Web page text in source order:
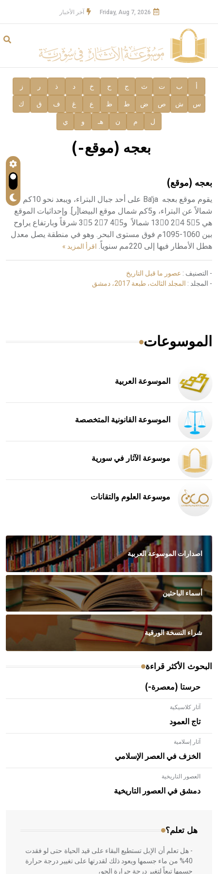
Friday, Aug 7, 2026 آخر الأخبار
أ ب ت ث ج ح خ د ذ ر ز
س ش ص ض ط ظ ع غ ف ق ك
ل م ن هـ و ي
بعجه (موقع-)
بعجه (موقع)
يقوم موقع بعجه Ba'ja على أحد جبال البتراء، ويبعد نحو 10كم
شمالاً عن البتراء، و5كم شمال موقع البيضا[ر]. وإحداثيات الموقع
هي 55ً 24َ 130ْ شمالاً و45ً 27َ 35ْ شرقاً وبارتفاع يراوح
بين 1060-1095م فوق مستوى البحر. وهو في منطقة يصل معدل
هطل الأمطار فيها إلى 220مم سنوياً.
اقرأ المزيد »
- التصنيف : عصور ما قبل التاريخ
- المجلد : المجلد الثالث، طبعة 2017، دمشق
الموسوعات
الموسوعة العربية
الموسوعة القانونية المتخصصة
موسوعة الآثار في سورية
موسوعة العلوم والتقانات
اصدارات الموسوعة العربية
أسماء الباحثين
شراء النسخة الورقية
البحوث الأكثر قراءة
حرستا (معصرة-)
آثار كلاسيكية
تاج العمود
آثار إسلامية
الخزف في العصر الإسلامي
العصور التاريخية
دمشق في العصور التاريخية
هل تعلم؟
- هل تعلم أن الأبلق نوع من الفنون الهندسية التي ارتبطت
بالعمارة الإسلامية في بلاد الشام ومصر خاصة، حيث يحرص
المعمار على بناء مداميكه وخاصة في الواجهات
- هل تعلم أن الإبل تستطيع البقاء على قيد الحياة حتى لو فقدت
40% من ماء جسمها ويعود ذلك لقدرتها على تغيير درجة حرارة
جسمها تبعاً لتغير درجة حرارة الجو،